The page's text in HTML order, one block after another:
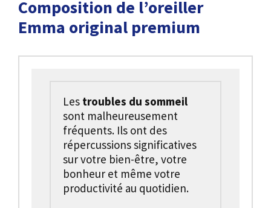
Composition de l’oreiller
Emma original premium
Les troubles du sommeil
sont malheureusement
fréquents. Ils ont des
répercussions significatives
sur votre bien-être, votre
bonheur et même votre
productivité au quotidien.